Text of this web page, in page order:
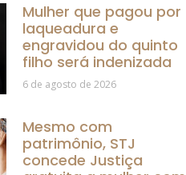
Mulher que pagou por
laqueadura e
engravidou do quinto
filho será indenizada
6 de agosto de 2026
Mesmo com
patrimônio, STJ
concede Justiça